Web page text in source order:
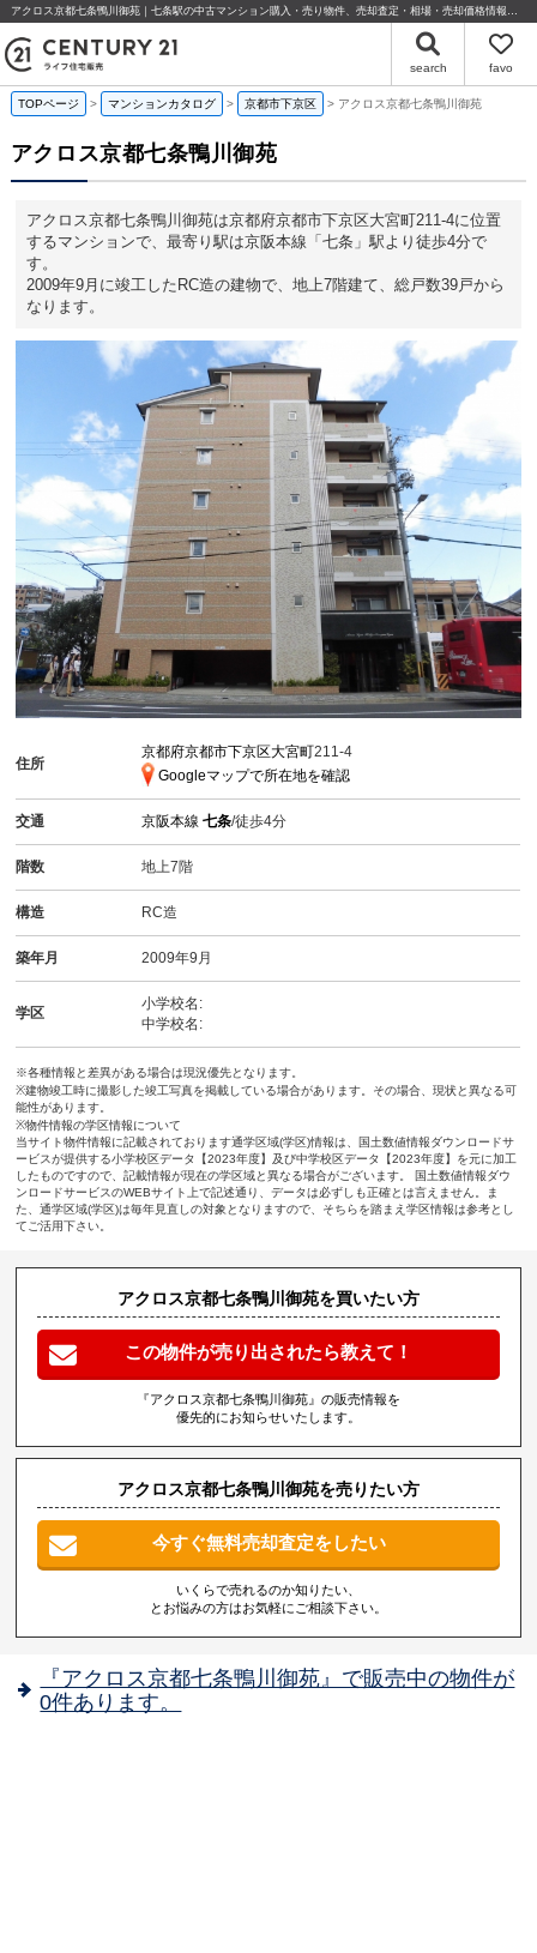
アクロス京都七条鴨川御苑｜七条駅の中古マンション購入・売り物件、売却査定・相場・売却価格情報｜京都府京都市下京区大宮町211-4のマンション情報｜センチュリー21ライフ住宅販売
search favo
TOPページ マンションカタログ 京都市下京区 アクロス京都七条鴨川御苑
アクロス京都七条鴨川御苑
アクロス京都七条鴨川御苑は京都府京都市下京区大宮町211-4に位置
するマンションで、最寄り駅は京阪本線「七条」駅より徒歩4分で
す。
2009年9月に竣工したRC造の建物で、地上7階建て、総戸数39戸から
なります。
住所
京都府京都市下京区大宮町211-4
Googleマップで所在地を確認
交通 京阪本線七条/徒歩4分
階数 地上7階
構造 RC造
築年月 2009年9月
学区
小学校名:
中学校名:
※各種情報と差異がある場合は現況優先となります。
※建物竣工時に撮影した竣工写真を掲載している場合があります。その場合、現状と異なる可
能性があります。
※物件情報の学区情報について
当サイト物件情報に記載されております通学区域(学区)情報は、国土数値情報ダウンロードサ
ービスが提供する小学校区データ【2023年度】及び中学校区データ【2023年度】を元に加工
したものですので、記載情報が現在の学区域と異なる場合がございます。 国土数値情報ダウ
ンロードサービスのWEBサイト上で記述通り、データは必ずしも正確とは言えません。ま
た、通学区域(学区)は毎年見直しの対象となりますので、そちらを踏まえ学区情報は参考とし
てご活用下さい。
アクロス京都七条鴨川御苑を買いたい方
この物件が売り出されたら教えて！
『アクロス京都七条鴨川御苑』の販売情報を
優先的にお知らせいたします。
アクロス京都七条鴨川御苑を売りたい方
今すぐ無料売却査定をしたい
いくらで売れるのか知りたい、
とお悩みの方はお気軽にご相談下さい。
『アクロス京都七条鴨川御苑』で販売中の物件が
0件あります。